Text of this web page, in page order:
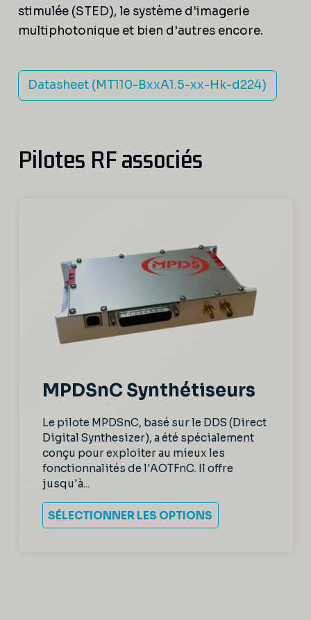
stimulée (STED), le système d'imagerie
multiphotonique et bien d'autres encore.
Datasheet (MT110-BxxA1.5-xx-Hk-d224)
Pilotes RF associés
MPDSnC Synthétiseurs
Le pilote MPDSnC, basé sur le DDS (Direct
Digital Synthesizer), a été spécialement
conçu pour exploiter au mieux les
fonctionnalités de l'AOTFnC. Il offre
jusqu'à...
SÉLECTIONNER LES OPTIONS